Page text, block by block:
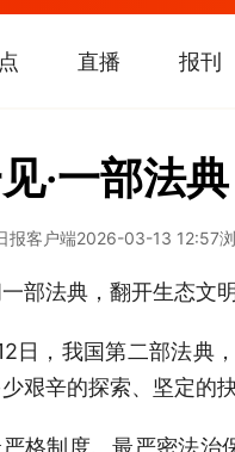
直播 报刊
·一部法
报客户端2026-03-13 12:57
部法典，翻开生态文
日，我国第二部法典
艰辛的探索、坚定的
严格制度、最严密法治